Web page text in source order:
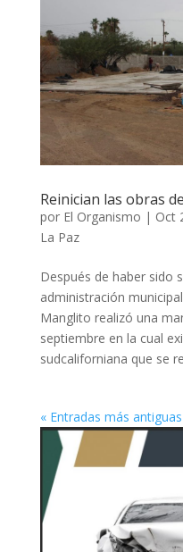
Reinician las obras
por El Organismo | Oct
La Paz
Después de haber sido
administración
Manglito realizó una
septiembre en la cual
sudcaliforniana que se
« Entradas más antiguas